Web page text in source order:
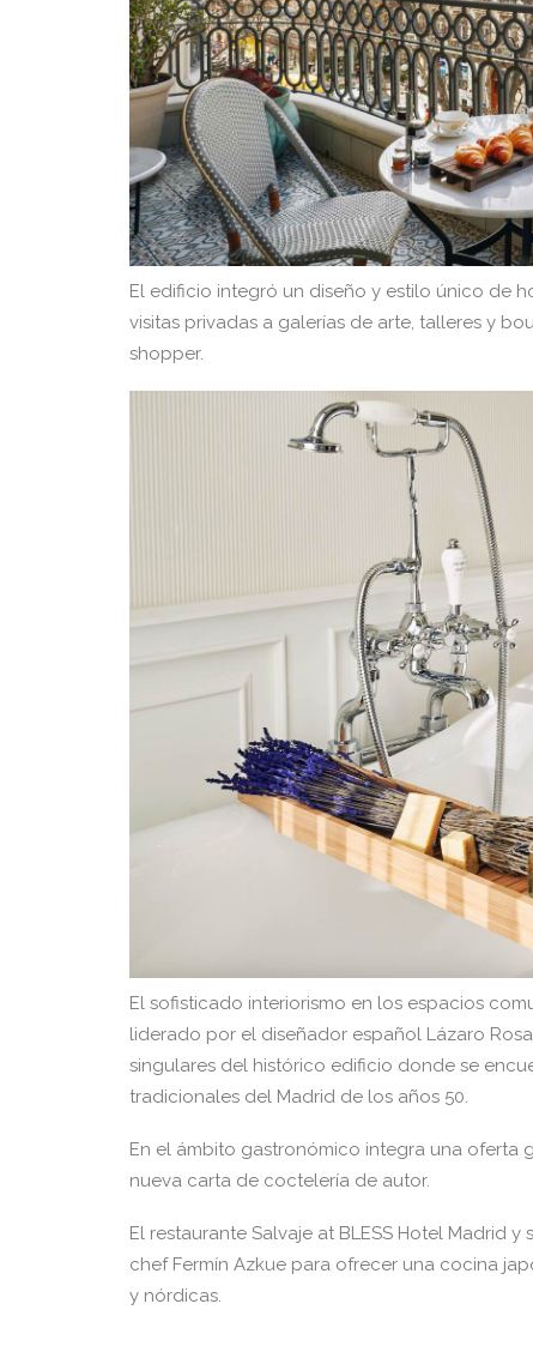
El edificio integró un diseño y estilo único de
visitas privadas a galerías de arte, talleres y
shopper.
El sofisticado interiorismo en los espacios
liderado por el diseñador español Lázaro
singulares del histórico edificio donde se
tradicionales del Madrid de los años 50.
En el ámbito gastronómico integra una oferta
nueva carta de coctelería de autor.
El restaurante Salvaje at BLESS Hotel Madrid
chef Fermín Azkue para ofrecer una cocina
y nórdicas.